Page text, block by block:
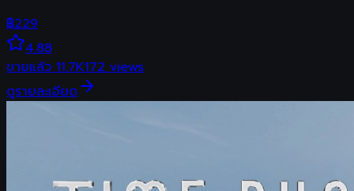
฿229
4.88
ขายแล้ว11.7K172views
ดูรายละเอียด